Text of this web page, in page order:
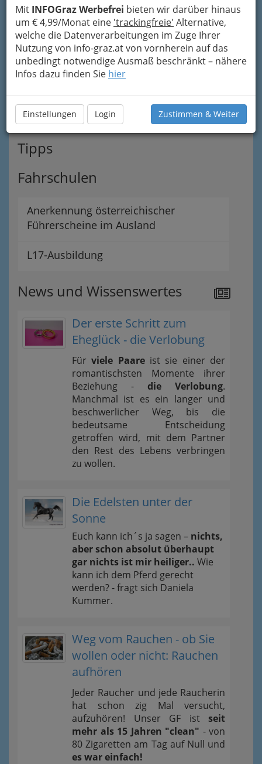
Mit INFOGraz Werbefrei bieten wir darüber hinaus
um € 4,99/Monat eine 'trackingfreie' Alternative,
welche die Datenverarbeitungen im Zuge Ihrer
Nutzung von info-graz.at von vornherein auf das
unbedingt notwendige Ausmaß beschränkt – nähere
Infos dazu finden Sie hier
Einstellungen Login Zustimmen & Weiter
Fachgruppe der Garagen-, Tankstellen-
& Servicestationsunternehmungen
Garagengewerbe
Servicestationen
Tankstellen
Tipps
Fahrschulen
Anerkennung österreichischer
Führerscheine im Ausland
L17-Ausbildung
News und Wissenswertes
Der erste Schritt zum
Eheglück - die Verlobung
Fürviele Paareist sie einer der
romantischsten Momente ihrer
Beziehung - die Verlobung.
Manchmal ist es ein langer und
beschwerlicher Weg, bis die
bedeutsame Entscheidung
getroffen wird, mit dem Partner
den Rest des Lebens verbringen
zu wollen.
Die Edelsten unter der
Sonne
Euch kann ich´s ja sagen – nichts,
aber schon absolut überhaupt
gar nichts ist mir heiliger.. Wie
kann ich dem Pferd gerecht
werden? - fragt sich Daniela
Kummer.
Weg vom Rauchen - ob Sie
wollen oder nicht: Rauchen
aufhören
Jeder Raucher und jede Raucherin
hat schon zig Mal versucht,
aufzuhören! Unser GF ist seit
mehr als 15 Jahren "clean" - von
80 Zigaretten am Tag auf Null und
es war einfach!